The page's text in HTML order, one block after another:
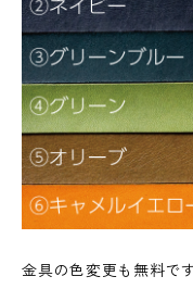
金具の色変更も無料です